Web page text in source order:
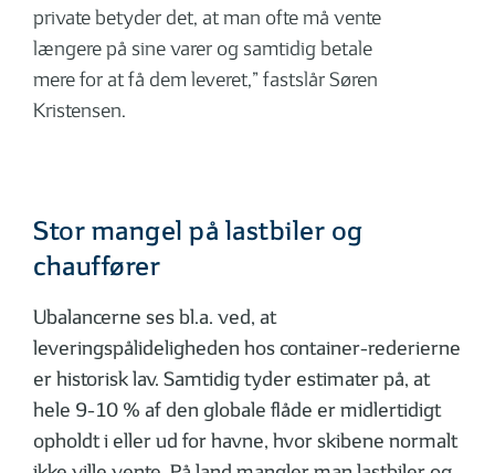
private betyder det, at man ofte må vente
længere på sine varer og samtidig betale
mere for at få dem leveret,” fastslår Søren
Kristensen.
Stor mangel på last­biler og
chauffører
Ubalancerne ses bl.a. ved, at
leveringspålideligheden hos container-rederierne
er historisk lav. Samtidig tyder estimater på, at
hele 9-10 % af den globale flåde er midlertidigt
opholdt i eller ud for havne, hvor skibene normalt